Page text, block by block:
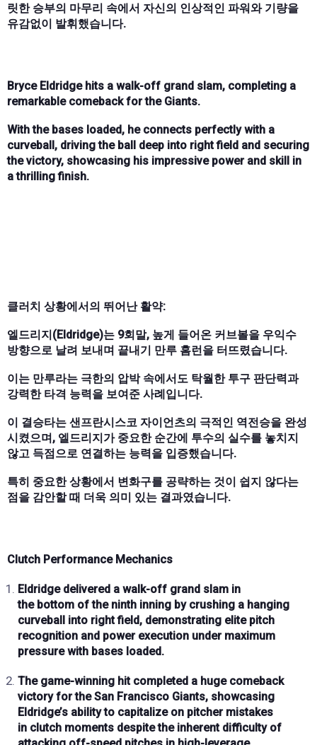
릿한 승부의 마무리 속에서 자신의 인상적인 파워와 기량을
유감없이 발휘했습니다.
Bryce Eldridge hits a walk-off grand slam, completing a
remarkable comeback for the Giants.
With the bases loaded, he connects perfectly with a
curveball, driving the ball deep into right field and securing
the victory, showcasing his impressive power and skill in
a thrilling finish.
클러치 상황에서의 뛰어난 활약:
엘드리지(Eldridge)는 9회말, 높게 들어온 커브볼을 우익수
방향으로 날려 보내며 끝내기 만루 홈런을 터뜨렸습니다.
이는 만루라는 극한의 압박 속에서도 탁월한 투구 판단력과
강력한 타격 능력을 보여준 사례입니다.
이 결승타는 샌프란시스코 자이언츠의 극적인 역전승을 완성
시켰으며, 엘드리지가 중요한 순간에 투수의 실수를 놓치지
않고 득점으로 연결하는 능력을 입증했습니다.
특히 중요한 상황에서 변화구를 공략하는 것이 쉽지 않다는
점을 감안할 때 더욱 의미 있는 결과였습니다.
Clutch Performance Mechanics
Eldridge delivered a walk-off grand slam in
the bottom of the ninth inning by crushing a hanging
curveball into right field, demonstrating elite pitch
recognition and power execution under maximum
pressure with bases loaded.
The game-winning hitcompleted a huge comeback
victoryfor theSan Francisco Giants, showcasing
Eldridge’s ability to capitalize on pitcher mistakes
in clutch moments despite the inherent difficulty of